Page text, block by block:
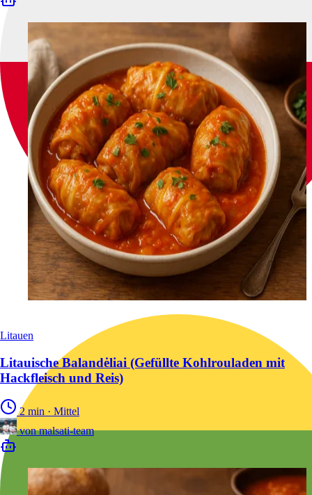
Litauen
Litauische Balandėliai (Gefüllte Kohlrouladen mit
Hackfleisch und Reis)
2 min · Mittel
von malsati-team